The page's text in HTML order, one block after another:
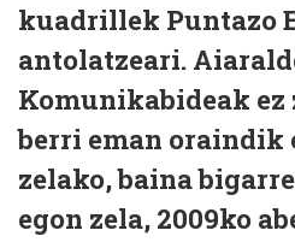
kuadrillek Puntazo
antolatzeari.
Komunikabideak ez
berri eman oraindik
zelako, baina
egon zela, 2009ko